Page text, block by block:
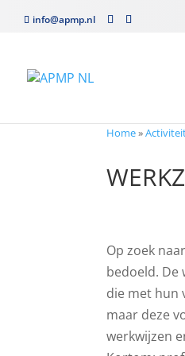
info@apmp.nl
Home»
Op zoek
bedoeld. De
die met hun
maar deze
werkwijzen